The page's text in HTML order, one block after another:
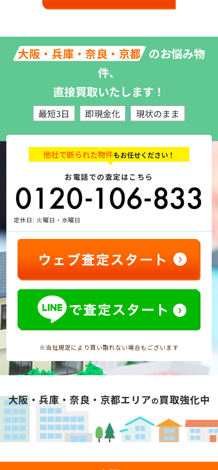
大阪・兵庫・奈良・京都 のお悩み物
件、
直接買取いたします！
最短3日 即現金化 現状のまま
他社で断られた物件もお任せください！
お電話での査定はこちら
定休日: 火曜日・水曜日
※当社規定により買い取れない場合もございます
大阪・兵庫・奈良・京都エリアの買取強化中